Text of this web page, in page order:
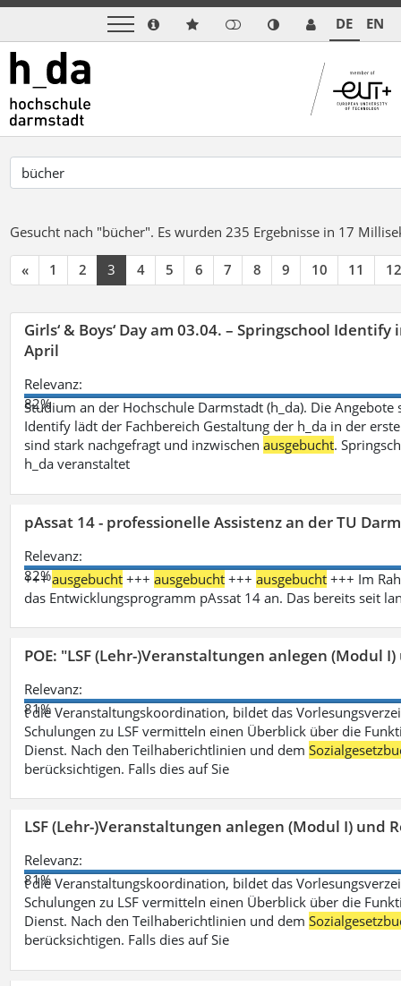
DE EN
Gesucht nach "bücher". Es wurden 235 Ergebnisse in 17
« 1 2 3 4 5 6 7 8 9 10 11 12
Girls‘ & Boys‘ Day am 03.04. – Springschool
April
Relevanz:
82%
Studium an der Hochschule Darmstadt (h_da). Die
Identify lädt der Fachbereich Gestaltung der h_da in der
sind stark nachgefragt und inzwischenausgebucht.
h_da veranstaltet
pAssat 14 - professionelle Assistenz an der TU
Relevanz:
82%
+++ausgebucht +++ausgebucht +++ausgebucht +++ Im
das Entwicklungsprogramm pAssat 14 an. Das bereits seit
POE: "LSF (Lehr-)Veranstaltungen anlegen (Modul
Relevanz:
81%
t die Veranstaltungskoordination, bildet das
Schulungen zu LSF vermitteln einen Überblick über die
Dienst. Nach den Teilhaberichtlinien und dem
berücksichtigen. Falls dies auf Sie
LSF (Lehr-)Veranstaltungen anlegen (Modul I) und
Relevanz:
81%
t die Veranstaltungskoordination, bildet das
Schulungen zu LSF vermitteln einen Überblick über die
Dienst. Nach den Teilhaberichtlinien und dem
berücksichtigen. Falls dies auf Sie